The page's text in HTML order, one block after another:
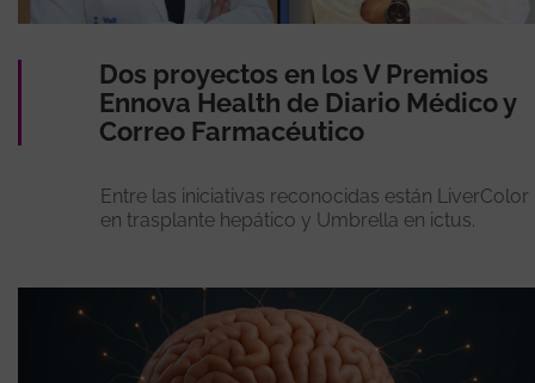
Dos proyectos en los V Premios
Ennova Health de Diario Médico y
Correo Farmacéutico
Entre las iniciativas reconocidas están LiverColor
en trasplante hepático y Umbrella en ictus.